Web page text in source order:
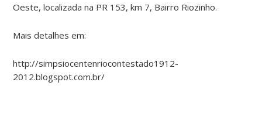
Oeste, localizada na PR 153, km 7, Bairro Riozinho.
Mais detalhes em:
http://simpsiocentenriocontestado1912-
2012.blogspot.com.br/